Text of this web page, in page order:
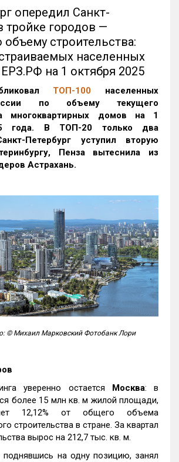
опередил Санкт-
тройке городов —
строительства:
населенных
на 1 октября 2025
ТОП-100 населенных
по объему текущего
многоквартирных домов на 1
года. В ТОП-20 только два
Петербург уступил вторую
Пенза вытеснила из
Астрахань.
© Михаил Марковский Фотобанк Лори
уверенно остается Москва: в
более 15 млн кв. м жилой площади,
12,12% от общего объема
строительства в стране. За квартал
вырос на 212,7 тыс. кв. м.
поднявшись на одну позицию, занял